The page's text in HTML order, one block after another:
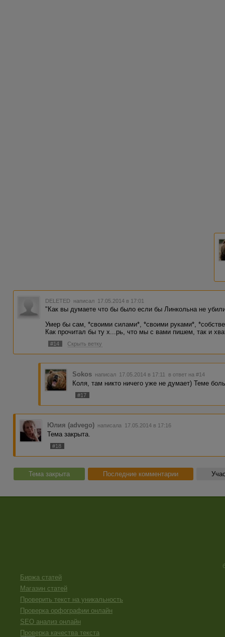
DELETED написал 17.05.2014 в 17:01
"Как вы думаете что бы было если бы Линкольна не
Умер бы сам, *своими силами*, *своими руками*,
Как прочитал бы ту х...рь, что мы с вами пишем, так и
#14 Скрыть ветку
Sokos написал 17.05.2014 в 17:11 в ответ на #14
Коля, там никто ничего уже не думает) Теме
#17
Юлия (advego) написала 17.05.2014 в 17:16
Тема закрыта.
#18
Тема закрыта Последние комментарии
Биржа статей
Магазин статей
Проверить текст на уникальность
Проверка орфографии онлайн
SEO анализ онлайн
Проверка качества текста